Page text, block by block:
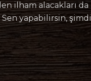
ilham alacakları da
Sen yapabilirsin, şimdi